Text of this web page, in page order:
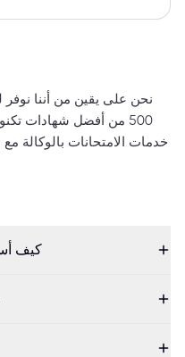
نحن على يقين من أننا
500 من أفضل شهادات
كيف